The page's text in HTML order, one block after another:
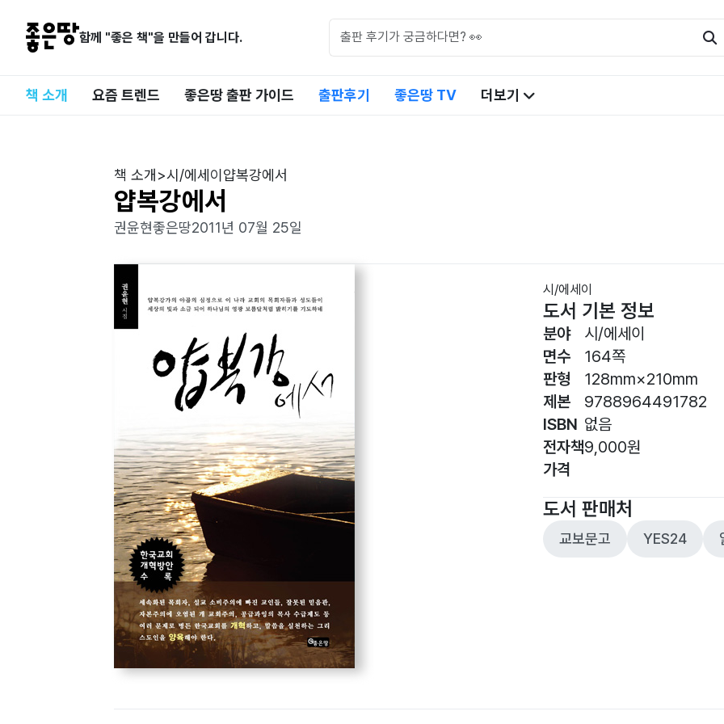
함께 "좋은 책"을 만들어 갑니다.
책 소개 요즘 트렌드 좋은땅 출판 가이드 출판후기 좋은땅 TV 더보기
책 소개 >시/에세이 얍복강에서
얍복강에서
권윤현좋은땅2011년 07월 25일
시/에세이
도서 기본 정보
분야
면수
판형
제본
ISBN
전자책
가격
시/에세이
164쪽
128mm×210mm
9788964491782
없음
9,000원
도서 판매처
교보문고 YES24